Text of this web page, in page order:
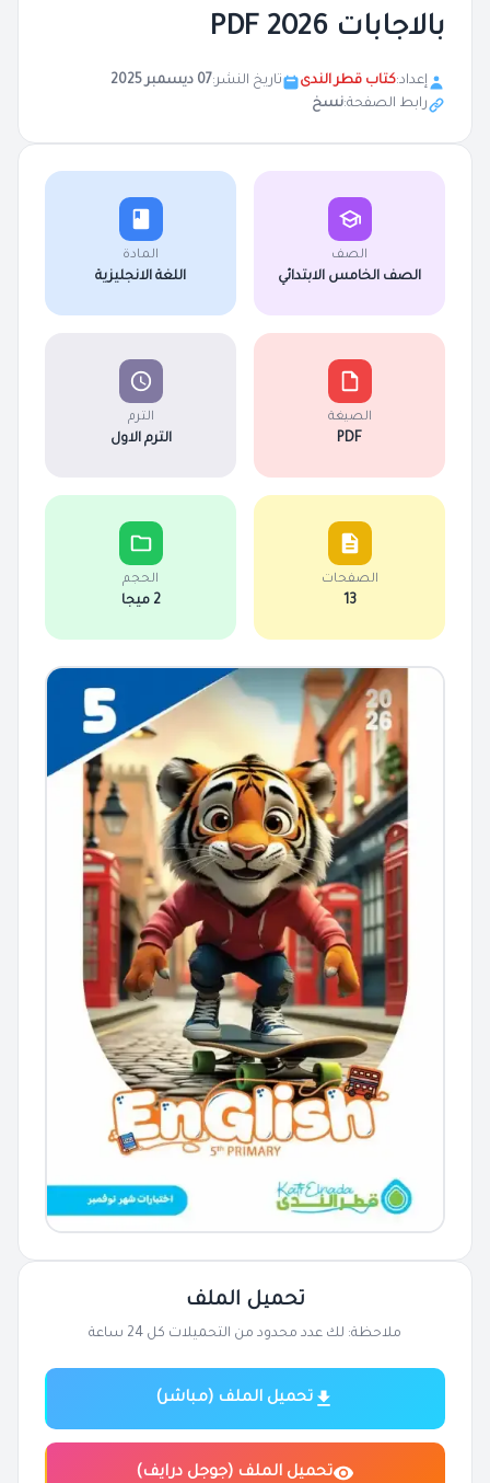
بالاجابات 2026 PDF
إعداد:كتاب قطر الندى تاريخ النشر:07 ديسمبر 2025
رابط الصفحة:نسخ
الصف
الصف الخامس الابتدائي
المادة
اللغة الانجليزية
الصيغة
PDF
الترم
الترم الاول
الصفحات
13
الحجم
2 ميجا
تحميل الملف
ملاحظة: لك عدد محدود من التحميلات كل 24 ساعة
تحميل الملف (مباشر)
تحميل الملف (جوجل درايف)